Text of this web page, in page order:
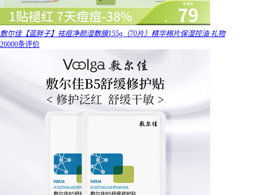
敷尔佳【蓝胖子】祛痘净颜湿敷膜155g（70片）精华棉片保湿控油 礼物
20000条评价